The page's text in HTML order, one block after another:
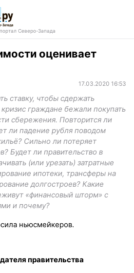
Северо-Запада
оценивает
17.03.2020 16:53
ставку, чтобы сдержать
граждане бежали покупать
сбережения. Повторится ли
ли падение рубля поводом
Сильно ли потеряет
Будет ли правительство в
(или урезать) затратные
ипотеки, трансферы на
долгостроев? Какие
«финансовый шторм» с
и почему?
ньюсмейкеров.
правительства